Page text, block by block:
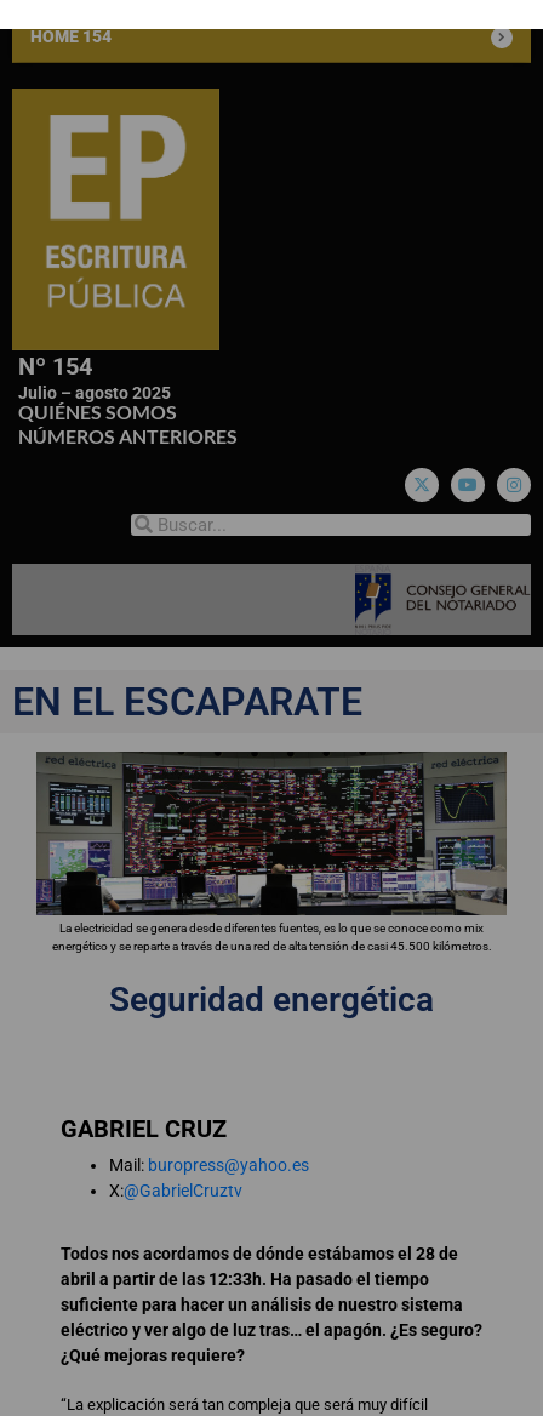
HOME 154
Nº 154
Julio – agosto 2025
QUIÉNES SOMOS
NÚMEROS ANTERIORES
EN EL ESCAPARATE
La electricidad se genera desde diferentes fuentes, es lo que se conoce como mix
energético y se reparte a través de una red de alta tensión de casi 45.500 kilómetros.
Seguridad energética
GABRIEL CRUZ
Mail: buropress@yahoo.es
X:@GabrielCruztv
Todos nos acordamos de dónde estábamos el 28 de
abril a partir de las 12:33h. Ha pasado el tiempo
suficiente para hacer un análisis de nuestro sistema
eléctrico y ver algo de luz tras… el apagón. ¿Es seguro?
¿Qué mejoras requiere?
“La explicación será tan compleja que será muy difícil